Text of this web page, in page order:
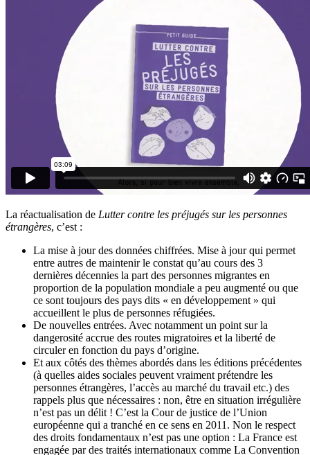
La réactualisation de Lutter contre les préjugés sur les personnes
étrangères, c’est :
La mise à jour des données chiffrées. Mise à jour qui permet
entre autres de maintenir le constat qu’au cours des 3
dernières décennies la part des personnes migrantes en
proportion de la population mondiale a peu augmenté ou que
ce sont toujours des pays dits « en développement » qui
accueillent le plus de personnes réfugiées.
De nouvelles entrées. Avec notamment un point sur la
dangerosité accrue des routes migratoires et la liberté de
circuler en fonction du pays d’origine.
Et aux côtés des thèmes abordés dans les éditions précédentes
(à quelles aides sociales peuvent vraiment prétendre les
personnes étrangères, l’accès au marché du travail etc.) des
rappels plus que nécessaires : non, être en situation irrégulière
n’est pas un délit ! C’est la Cour de justice de l’Union
européenne qui a tranché en ce sens en 2011. Non le respect
des droits fondamentaux n’est pas une option : La France est
engagée par des traités internationaux comme La Convention